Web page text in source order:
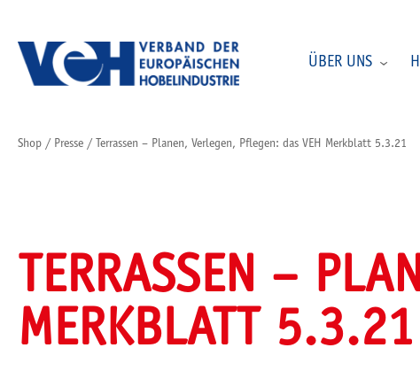
ÜBER UNS
Shop / Presse / Terrassen – Planen, Verlegen, Pflegen: das VEH Merkblatt 5.3.21
TERRASSEN –
MERKBLATT 5.3.21